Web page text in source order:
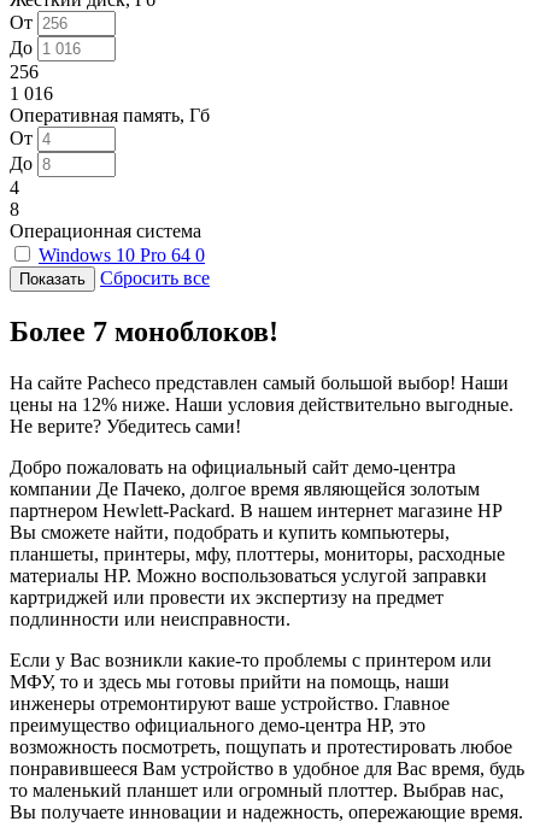
От
До
256
1 016
Оперативная память, Гб
От
До
4
8
Операционная система
Windows 10 Pro 64 0
Сбросить все
Более 7 моноблоков!
На сайте Pacheco представлен самый большой выбор! Наши
цены на 12% ниже. Наши условия действительно выгодные.
Не верите? Убедитесь сами!
Добро пожаловать на официальный сайт демо-центра
компании Де Пачеко, долгое время являющейся золотым
партнером Hewlett-Packard. В нашем интернет магазине HP
Вы сможете найти, подобрать и купить компьютеры,
планшеты, принтеры, мфу, плоттеры, мониторы, расходные
материалы HP. Можно воспользоваться услугой заправки
картриджей или провести их экспертизу на предмет
подлинности или неисправности.
Если у Вас возникли какие-то проблемы с принтером или
МФУ, то и здесь мы готовы прийти на помощь, наши
инженеры отремонтируют ваше устройство. Главное
преимущество официального демо-центра HP, это
возможность посмотреть, пощупать и протестировать любое
понравившееся Вам устройство в удобное для Вас время, будь
то маленький планшет или огромный плоттер. Выбрав нас,
Вы получаете инновации и надежность, опережающие время.